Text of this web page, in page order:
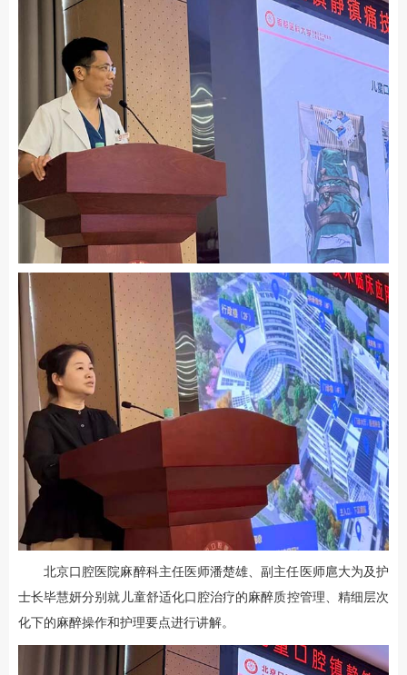
北京口腔医院麻醉科主任医师潘楚雄、副主任医师扈大为及护
士长毕慧妍分别就儿童舒适化口腔治疗的麻醉质控管理、精细层次
化下的麻醉操作和护理要点进行讲解。